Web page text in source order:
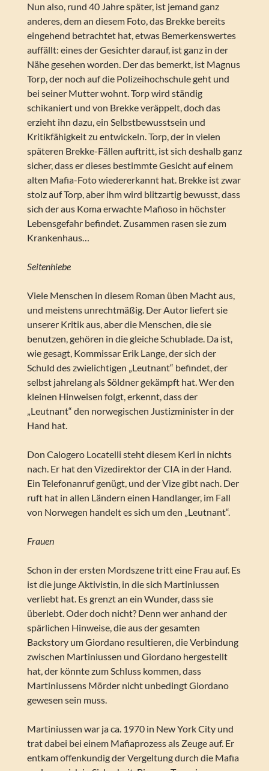
Nun also, rund 40 Jahre später, ist jemand ganz
anderes, dem an diesem Foto, das Brekke bereits
eingehend betrachtet hat, etwas Bemerkenswertes
auffällt: eines der Gesichter darauf, ist ganz in der
Nähe gesehen worden. Der das bemerkt, ist Magnus
Torp, der noch auf die Polizeihochschule geht und
bei seiner Mutter wohnt. Torp wird ständig
schikaniert und von Brekke veräppelt, doch das
erzieht ihn dazu, ein Selbstbewusstsein und
Kritikfähigkeit zu entwickeln. Torp, der in vielen
späteren Brekke-Fällen auftritt, ist sich deshalb ganz
sicher, dass er dieses bestimmte Gesicht auf einem
alten Mafia-Foto wiedererkannt hat. Brekke ist zwar
stolz auf Torp, aber ihm wird blitzartig bewusst, dass
sich der aus Koma erwachte Mafioso in höchster
Lebensgefahr befindet. Zusammen rasen sie zum
Krankenhaus…
Seitenhiebe
Viele Menschen in diesem Roman üben Macht aus,
und meistens unrechtmäßig. Der Autor liefert sie
unserer Kritik aus, aber die Menschen, die sie
benutzen, gehören in die gleiche Schublade. Da ist,
wie gesagt, Kommissar Erik Lange, der sich der
Schuld des zwielichtigen „Leutnant“ befindet, der
selbst jahrelang als Söldner gekämpft hat. Wer den
kleinen Hinweisen folgt, erkennt, dass der
„Leutnant“ den norwegischen Justizminister in der
Hand hat.
Don Calogero Locatelli steht diesem Kerl in nichts
nach. Er hat den Vizedirektor der CIA in der Hand.
Ein Telefonanruf genügt, und der Vize gibt nach. Der
ruft hat in allen Ländern einen Handlanger, im Fall
von Norwegen handelt es sich um den „Leutnant“.
Frauen
Schon in der ersten Mordszene tritt eine Frau auf. Es
ist die junge Aktivistin, in die sich Martiniussen
verliebt hat. Es grenzt an ein Wunder, dass sie
überlebt. Oder doch nicht? Denn wer anhand der
spärlichen Hinweise, die aus der gesamten
Backstory um Giordano resultieren, die Verbindung
zwischen Martiniussen und Giordano hergestellt
hat, der könnte zum Schluss kommen, dass
Martiniussens Mörder nicht unbedingt Giordano
gewesen sein muss.
Martiniussen war ja ca. 1970 in New York City und
trat dabei bei einem Mafiaprozess als Zeuge auf. Er
entkam offenkundig der Vergeltung durch die Mafia